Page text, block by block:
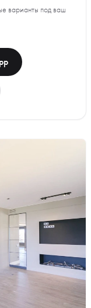
варианты под ваш